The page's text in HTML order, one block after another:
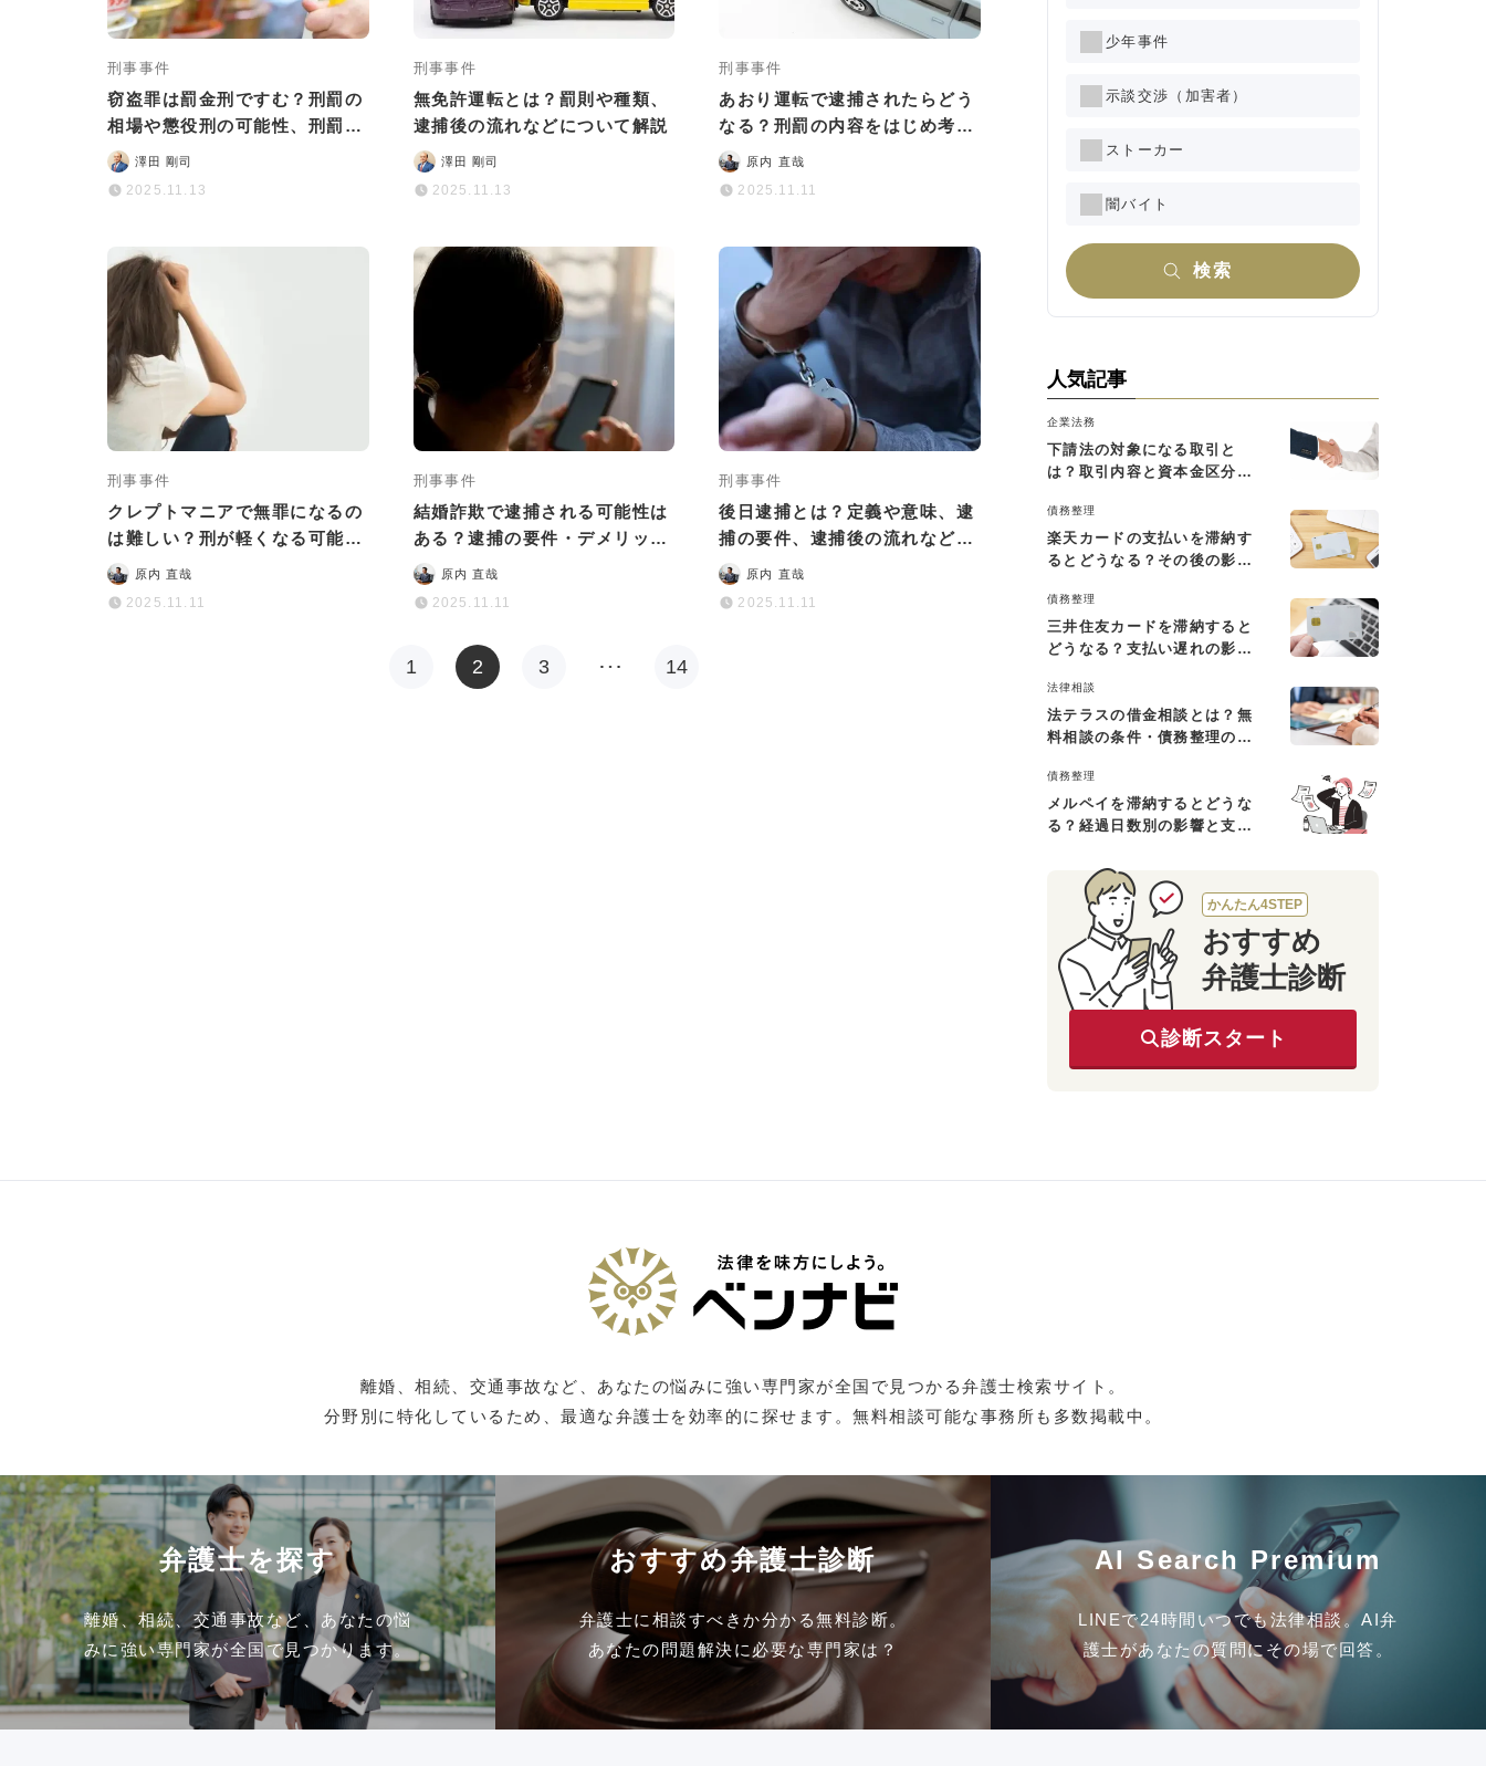
刑事事件
窃盗罪は罰金刑ですむ？刑罰の
相場や懲役刑の可能性、刑罰を
軽くする方法も解説
澤田 剛司
2025.11.13
刑事事件
無免許運転とは？罰則や種類、
逮捕後の流れなどについて解説
澤田 剛司
2025.11.13
刑事事件
あおり運転で逮捕されたらどう
なる？刑罰の内容をはじめ考え
られるリスクを解説
原内 直哉
2025.11.11
刑事事件
クレプトマニアで無罪になるの
は難しい？刑が軽くなる可能性
や判例を徹底解説
原内 直哉
2025.11.11
刑事事件
結婚詐欺で逮捕される可能性は
ある？逮捕の要件・デメリット
・対処法をまとめて解説
原内 直哉
2025.11.11
刑事事件
後日逮捕とは？定義や意味、逮
捕の要件、逮捕後の流れなどを
わかりやすく解説
原内 直哉
2025.11.11
1 2 3 … 14
少年事件
示談交渉（加害者）
ストーカー
闇バイト
検索
人気記事
企業法務
下請法の対象になる取引と
は？取引内容と資本金区分に
債務整理
楽天カードの支払いを滞納す
るとどうなる？その後の影響
債務整理
三井住友カードを滞納すると
どうなる？支払い遅れの影響
法律相談
法テラスの借金相談とは？無
料相談の条件・債務整理の費
債務整理
メルペイを滞納するとどうな
る？経過日数別の影響と支払
かんたん4STEP
おすすめ
弁護士診断
診断スタート
離婚、相続、交通事故など、あなたの悩みに強い専門家が全国で見つかる弁護士検索サイト。
分野別に特化しているため、最適な弁護士を効率的に探せます。無料相談可能な事務所も多数掲載中。
弁護士を探す
離婚、相続、交通事故など、あなたの悩
みに強い専門家が全国で見つかります。
おすすめ弁護士診断
弁護士に相談すべきか分かる無料診断。
あなたの問題解決に必要な専門家は？
AI Search Premium
LINEで24時間いつでも法律相談。AI弁
護士があなたの質問にその場で回答。